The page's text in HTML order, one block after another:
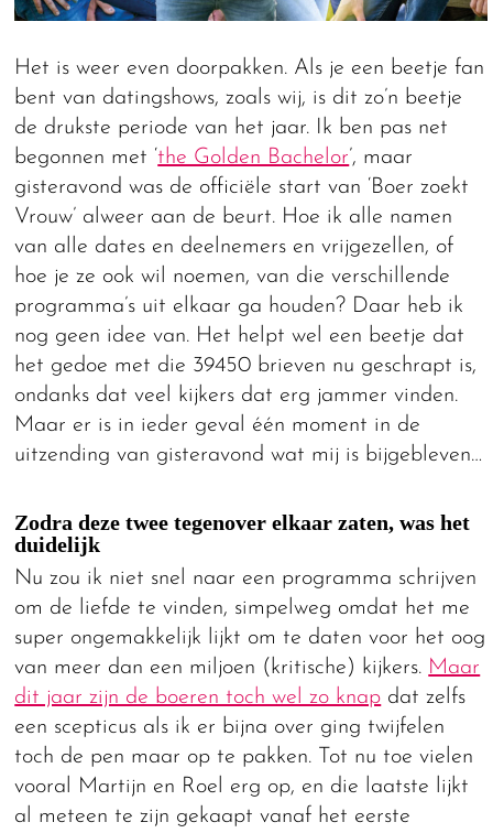
Het is weer even doorpakken. Als je een beetje fan
bent van datingshows, zoals wij, is dit zo’n beetje
de drukste periode van het jaar. Ik ben pas net
begonnen met ‘the Golden Bachelor’, maar
gisteravond was de officiële start van ‘Boer zoekt
Vrouw’ alweer aan de beurt. Hoe ik alle namen
van alle dates en deelnemers en vrijgezellen, of
hoe je ze ook wil noemen, van die verschillende
programma’s uit elkaar ga houden? Daar heb ik
nog geen idee van. Het helpt wel een beetje dat
het gedoe met die 39450 brieven nu geschrapt is,
ondanks dat veel kijkers dat erg jammer vinden.
Maar er is in ieder geval één moment in de
uitzending van gisteravond wat mij is bijgebleven…
Zodra deze twee tegenover elkaar zaten, was het
duidelijk
Nu zou ik niet snel naar een programma schrijven
om de liefde te vinden, simpelweg omdat het me
super ongemakkelijk lijkt om te daten voor het oog
van meer dan een miljoen (kritische) kijkers. Maar
dit jaar zijn de boeren toch wel zo knap dat zelfs
een scepticus als ik er bijna over ging twijfelen
toch de pen maar op te pakken. Tot nu toe vielen
vooral Martijn en Roel erg op, en die laatste lijkt
al meteen te zijn gekaapt vanaf het eerste